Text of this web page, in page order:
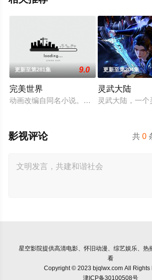
更新至第281集 9.0
完美世界
动画改编自同名小说。他为修道而生，为
更新至第204集
灵武大陆
灵武大陆，一
共0
影视评论
星空影院提供高清电影、怀旧动漫、综艺娱乐、热
看
Copyright © 2023 bjqlwx.com All Rights
津ICP备30100508号